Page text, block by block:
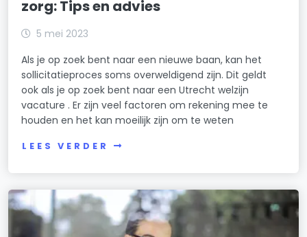
zorg: Tips en advies
5 mei 2023
Als je op zoek bent naar een nieuwe baan, kan het
sollicitatieproces soms overweldigend zijn. Dit geldt
ook als je op zoek bent naar een Utrecht welzijn
vacature . Er zijn veel factoren om rekening mee te
houden en het kan moeilijk zijn om te weten
LEES VERDER